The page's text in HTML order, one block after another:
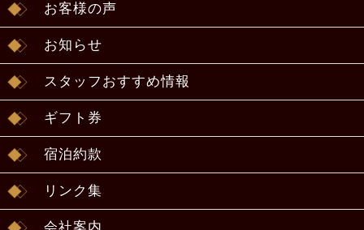
お客様の声
お知らせ
スタッフおすすめ情報
ギフト券
宿泊約款
リンク集